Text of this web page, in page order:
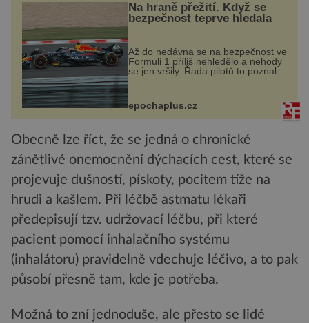
Na hraně přežití. Když se
bezpečnost teprve hledala
Až do nedávna se na bezpečnost ve
Formuli 1 příliš nehledělo a nehody
se jen vršily. Řada pilotů to poznala
na vlastní kůži, často s trvalými
následky nebo bohužel i ztrátou
života. Dnes nepochopiteln...
epochaplus.cz
Obecně lze říct, že se jedná o chronické
zánětlivé onemocnění dýchacích cest, které se
projevuje dušností, pískoty, pocitem tíže na
hrudi a kašlem. Při léčbě astmatu lékaři
předepisují tzv. udržovací léčbu, při které
pacient pomocí inhalačního systému
(inhalátoru) pravidelně vdechuje léčivo, a to pak
působí přesně tam, kde je potřeba.
Možná to zní jednoduše, ale přesto se lidé